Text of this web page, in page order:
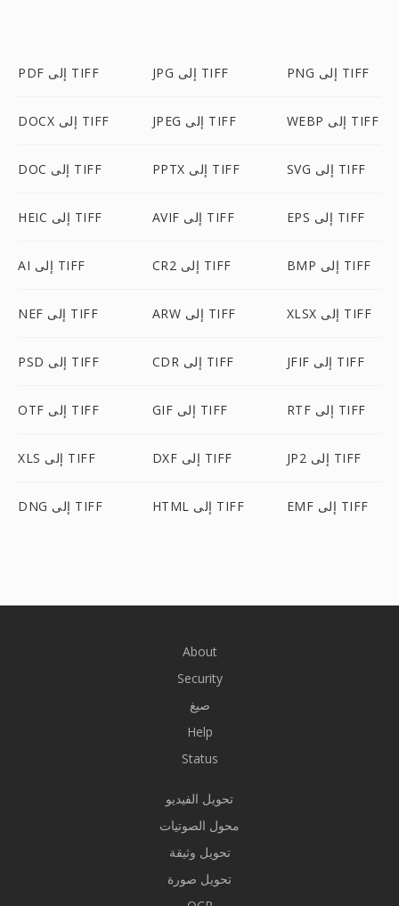
PDF إلى TIFF JPG إلى TIFF PNG إلى TIFF
DOCX إلى TIFF JPEG إلى TIFF WEBP إلى TIFF
DOC إلى TIFF PPTX إلى TIFF SVG إلى TIFF
HEIC إلى TIFF AVIF إلى TIFF EPS إلى TIFF
AI إلى TIFF CR2 إلى TIFF BMP إلى TIFF
NEF إلى TIFF ARW إلى TIFF XLSX إلى TIFF
PSD إلى TIFF CDR إلى TIFF JFIF إلى TIFF
OTF إلى TIFF GIF إلى TIFF RTF إلى TIFF
XLS إلى TIFF DXF إلى TIFF JP2 إلى TIFF
DNG إلى TIFF HTML إلى TIFF EMF إلى TIFF
About
Security
صيغ
Help
Status
تحويل الفيديو
محول الصوتيات
تحويل وثيقة
تحويل صورة